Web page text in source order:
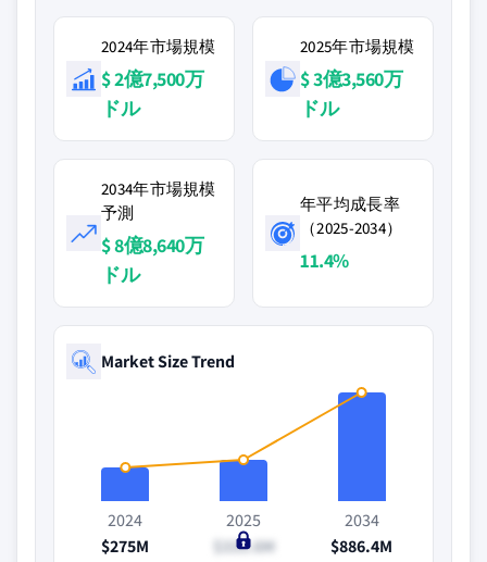
2024年市場規模
$ 2億7,500万
ドル
2025年市場規模
$ 3億3,560万
ドル
2034年市場規模
予測
$ 8億8,640万
ドル
年平均成長率
（2025-2034）
11.4%
Market Size Trend
2024
$275M
2025
$335.6M
2034
$886.4M